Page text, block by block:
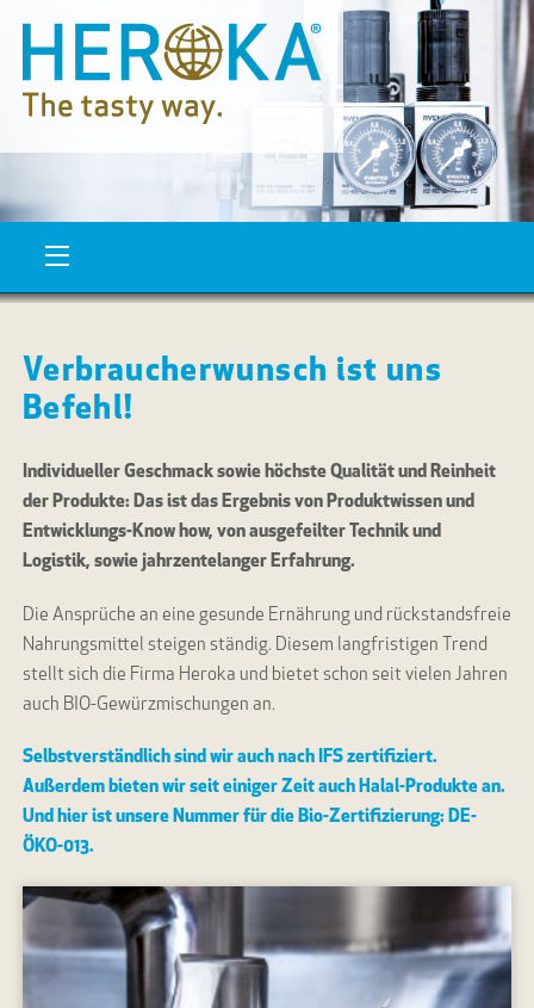
Verbraucherwunsch ist uns
Befehl!
Individueller Geschmack sowie höchste Qualität und Reinheit
der Produkte: Das ist das Ergebnis von Produktwissen und
Entwicklungs-Know how, von ausgefeilter Technik und
Logistik, sowie jahrzentelanger Erfahrung.
Die Ansprüche an eine gesunde Ernährung und rückstandsfreie
Nahrungsmittel steigen ständig. Diesem langfristigen Trend
stellt sich die Firma Heroka und bietet schon seit vielen Jahren
auch BIO-Gewürzmischungen an.
Selbstverständlich sind wir auch nach IFS zertifiziert.
Außerdem bieten wir seit einiger Zeit auch Halal-Produkte an.
Und hier ist unsere Nummer für die Bio-Zertifizierung: DE-
ÖKO-013.